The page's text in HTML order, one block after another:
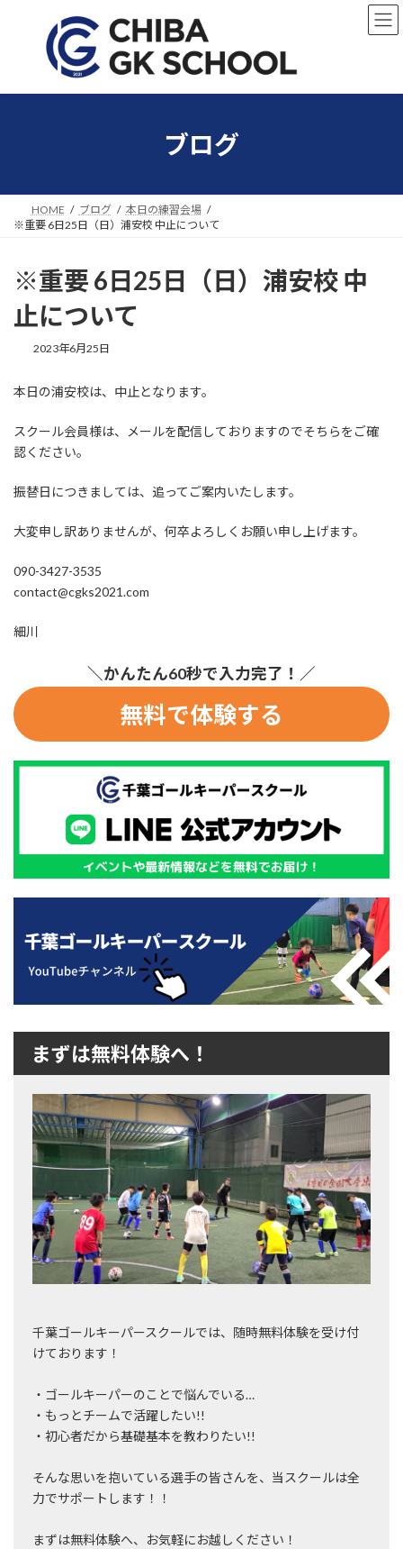
へ
ョ
ブログ
HOME ブログ
本日の練習会場
※重要 6日25日（日）浦安校 中止について
※重要 6日25日（日）浦安校 中
止について
2023年6月25日
本日の浦安校は、中止となります。
スクール会員様は、メールを配信しておりますのでそちらをご確
認ください。
振替日につきましては、追ってご案内いたします。
大変申し訳ありませんが、何卒よろしくお願い申し上げます。
090-3427-3535
contact@cgks2021.com
細川
＼かんたん60秒で入力完了！／
無料で体験する
まずは無料体験へ！
千葉ゴールキーパースクールでは、随時無料体験を受け付
けております！
・ゴールキーパーのことで悩んでいる…
・もっとチームで活躍したい!!
・初心者だから基礎基本を教わりたい!!
そんな思いを抱いている選手の皆さんを、当スクールは全
力でサポートします！！
まずは無料体験へ、お気軽にお越しください！